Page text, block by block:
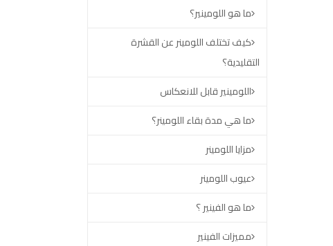
ما هو اللومينير؟
كيف تختلف اللومينر عن القشرة
التقليدية؟
اللومينير قابل للانعكاس
ما هي مدة بقاء اللومينر؟
مزايا اللومينر
عيوب اللومينر
ما هو الفينير ؟
مميزات الفينير